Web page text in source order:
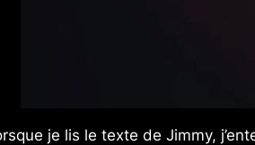
je lis le texte de Jimmy,